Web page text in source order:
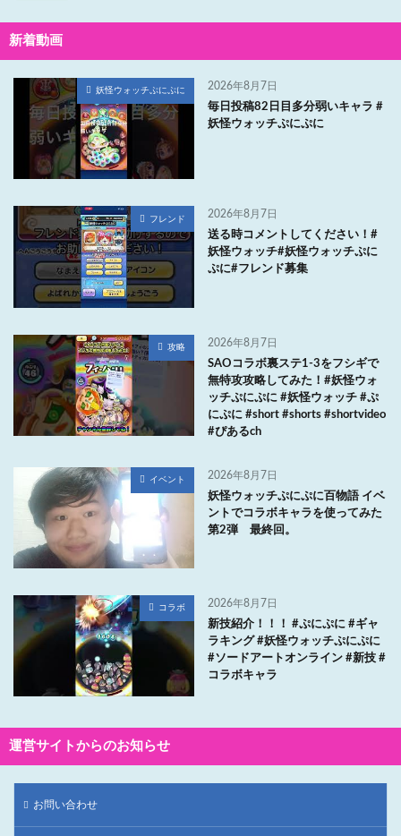
新着動画
妖怪ウォッチぷにぷに 2026年8月7日
毎日投稿82日目多分弱いキャラ #
妖怪ウォッチぷにぷに
フレンド 2026年8月7日
送る時コメントしてください！#
妖怪ウォッチ#妖怪ウォッチぷに
ぷに#フレンド募集
攻略 2026年8月7日
SAOコラボ裏ステ1-3をフシギで
無特攻攻略してみた！#妖怪ウォ
ッチぷにぷに #妖怪ウォッチ #ぷ
にぷに #short #shorts #shortvideo
#ぴあるch
イベント 2026年8月7日
妖怪ウォッチぷにぷに百物語 イベ
ントでコラボキャラを使ってみた
第2弾 最終回。
コラボ 2026年8月7日
新技紹介！！！ #ぷにぷに #ギャ
ラキング #妖怪ウォッチぷにぷに
#ソードアートオンライン #新技 #
コラボキャラ
運営サイトからのお知らせ
お問い合わせ